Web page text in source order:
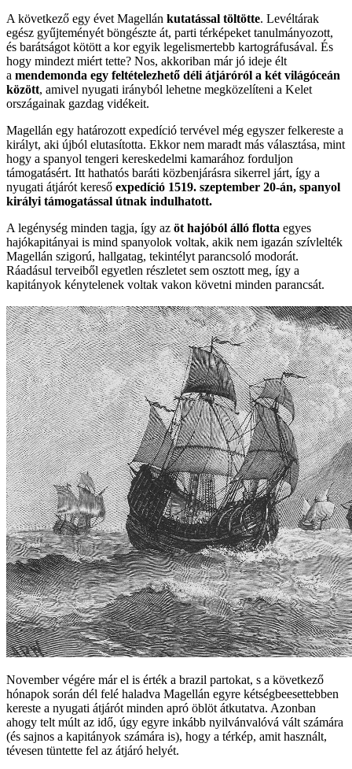
A következő egy évet Magellán kutatással töltötte. Levéltárak
egész gyűjteményét böngészte át, parti térképeket tanulmányozott,
és barátságot kötött a kor egyik legelismertebb kartográfusával. És
hogy mindezt miért tette? Nos, akkoriban már jó ideje élt
a mendemonda egy feltételezhető déli átjáróról a két világóceán
között, amivel nyugati irányból lehetne megközelíteni a Kelet
országainak gazdag vidékeit.
Magellán egy határozott expedíció tervével még egyszer felkereste a
királyt, aki újból elutasította. Ekkor nem maradt más választása, mint
hogy a spanyol tengeri kereskedelmi kamarához forduljon
támogatásért. Itt hathatós baráti közbenjárásra sikerrel járt, így a
nyugati átjárót kereső expedíció 1519. szeptember 20-án, spanyol
királyi támogatással útnak indulhatott.
A legénység minden tagja, így az öt hajóból álló flotta egyes
hajókapitányai is mind spanyolok voltak, akik nem igazán szívlelték
Magellán szigorú, hallgatag, tekintélyt parancsoló modorát.
Ráadásul terveiből egyetlen részletet sem osztott meg, így a
kapitányok kénytelenek voltak vakon követni minden parancsát.
November végére már el is érték a brazil partokat, s a következő
hónapok során dél felé haladva Magellán egyre kétségbeesettebben
kereste a nyugati átjárót minden apró öblöt átkutatva. Azonban
ahogy telt múlt az idő, úgy egyre inkább nyilvánvalóvá vált számára
(és sajnos a kapitányok számára is), hogy a térkép, amit használt,
tévesen tüntette fel az átjáró helyét.